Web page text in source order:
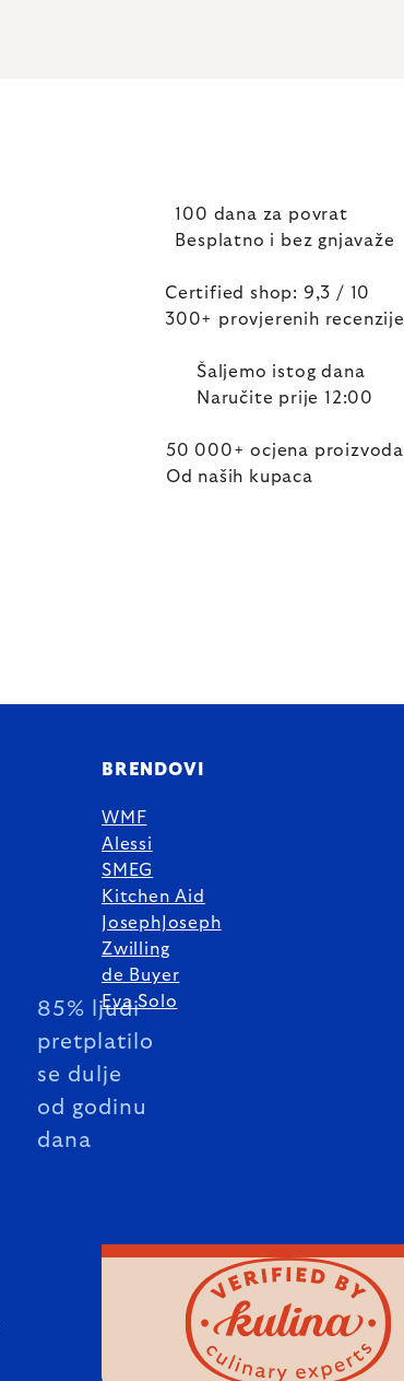
100 dana za povrat
Besplatno i bez gnjavaže
Certified shop: 9,3 / 10
300+ provjerenih recenzije
Šaljemo istog dana
Naručite prije 12:00
50 000+ ocjena proizvoda
Od naših kupaca
85% ljudi
pretplatilo
se dulje
od godinu
dana
BRENDOVI
WMF
Alessi
SMEG
Kitchen Aid
JosephJoseph
Zwilling
de Buyer
Eva Solo